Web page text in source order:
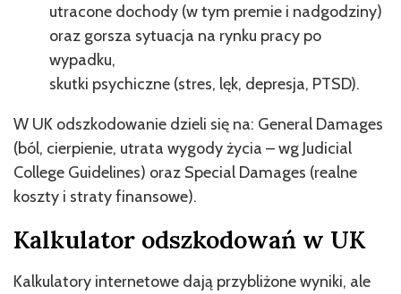
utracone dochody (w tym premie i nadgodziny)
oraz gorsza sytuacja na rynku pracy po
wypadku,
skutki psychiczne (stres, lęk, depresja, PTSD).
W UK odszkodowanie dzieli się na: General Damages
(ból, cierpienie, utrata wygody życia – wg Judicial
College Guidelines) oraz Special Damages (realne
koszty i straty finansowe).
Kalkulator odszkodowań w UK
Kalkulatory internetowe dają przybliżone wyniki, ale